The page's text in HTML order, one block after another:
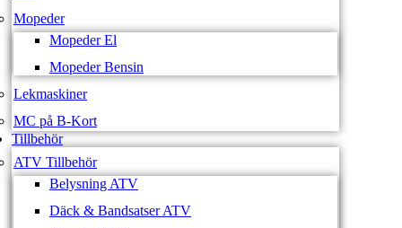
Mopeder
Mopeder El
Mopeder Bensin
Lekmaskiner
MC på B-Kort
Tillbehör
ATV Tillbehör
Belysning ATV
Däck & Bandsatser ATV